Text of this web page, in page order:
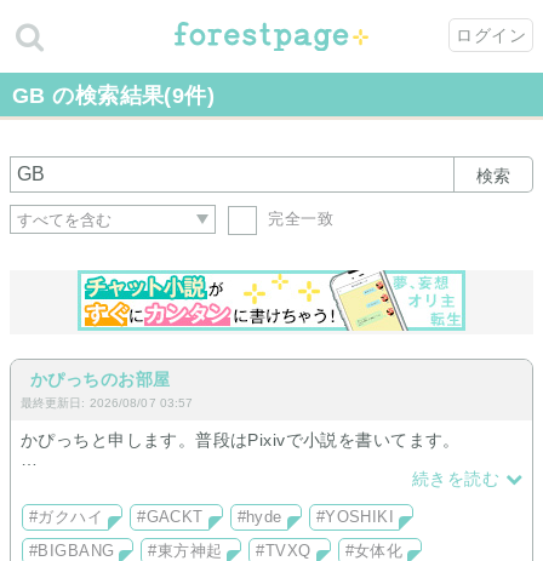
ログイン
GB の検索結果(9件)
検索
完全一致
かぴっちのお部屋
最終更新日: 2026/08/07 03:57
かぴっちと申します。普段はPixivで小説を書いてます。
私が過去に投稿した小説をここに載せようと思っています。
続きを読む
#ガクハイ #GACKT #hyde
#YOSHIKI
#BIGBANG
#東方神起 #TVXQ #女体化